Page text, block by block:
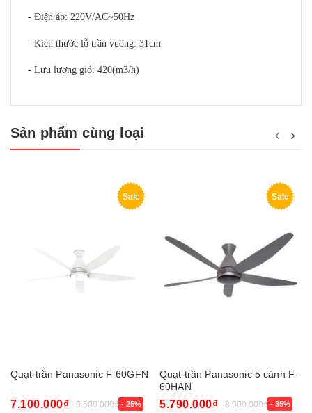
- Điện áp: 220V/AC~50Hz
- Kích thước lỗ trần vuông: 31cm
- Lưu lượng gió: 420(m3/h)
Sản phẩm cùng loại
Sale
Quạt trần Panasonic F-60GFN
7.100.000₫ 9.500.000₫ - 25%
Sale
Quạt trần Panasonic 5 cánh F-
60HAN
5.790.000₫ 8.900.000₫ - 35%